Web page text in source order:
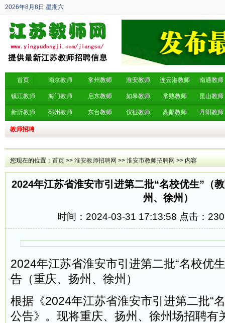
2026年8月8日 星期六
丙午年 六月廿六
首页 南京教师 常州教师 淮安教师 连云港教师 南通教师
镇江教师 海门教师 启东教师 如皋教师 常熟教师 昆山教师
新沂教师 邳州教师 东台教师 仪征教师 高邮教师 丹阳教师
教师招聘
您现在的位置： 首页 >> 淮安教师招聘网 >> 淮安市教师招聘网 >> 内容
2024年江苏省淮安市引进第二批“名校优生”（
州、徐州）
时间：2024-03-31 17:13:58 点击：
2024年江苏省淮安市引进第二批“名校优
告（重庆、扬州、徐州）
根据《2024年江苏省淮安市引进第二批“
公告》。现将重庆、扬州、徐州场招聘有